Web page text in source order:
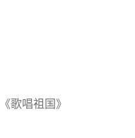
歌唱祖国》